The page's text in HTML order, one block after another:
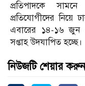
প্রতিপাদকে
প্রতিযোগীদের নিয়ে
এবারের ১৪-১৬ জুন
সপ্তাহ উদযাপিত হচ্ছে।
নিউজটি শেয়ার